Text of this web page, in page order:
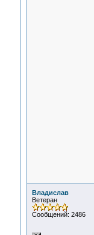
Владислав
Ветеран
Сообщений: 2486